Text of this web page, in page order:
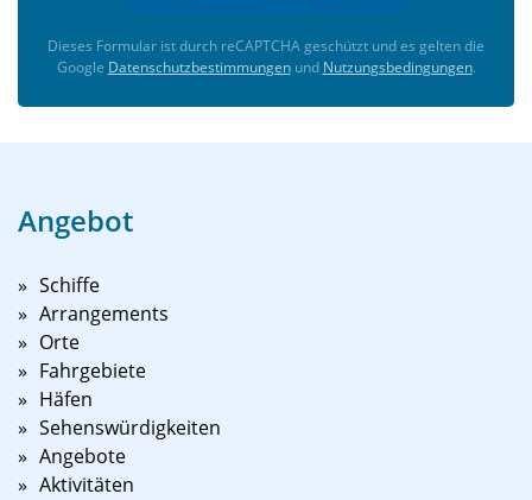
Dieses Formular ist durch reCAPTCHA geschützt und es gelten die
Google Datenschutzbestimmungenund Nutzungsbedingungen.
Angebot
Schiffe
Arrangements
Orte
Fahrgebiete
Häfen
Sehenswürdigkeiten
Angebote
Aktivitäten